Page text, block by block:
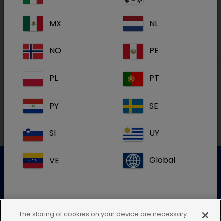
Lokale adressen in België
Gelieve onze klantenservice te contacteren voor meer
info
MX NL
NO PE
PL PT
PY SE
SI UY
VE Global
The storing of cookies on your device are necessary